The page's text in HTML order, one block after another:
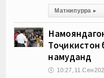
Матни пурра ▸
Тоҷикистон
намуданд
🕔 10:27, 11.Сен